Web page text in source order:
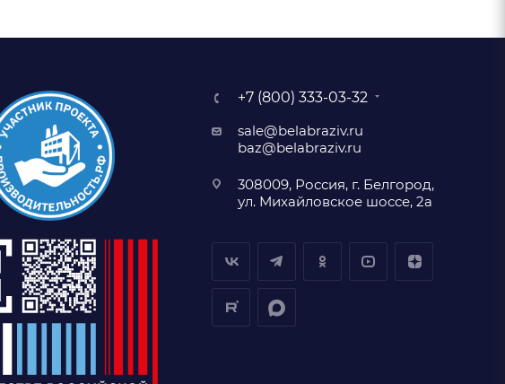
+7 (800) 333-03-32
sale@belabraziv.ru
baz@belabraziv.ru
308009, Россия, г. Белгород,
ул. Михайловское шоссе, 2а